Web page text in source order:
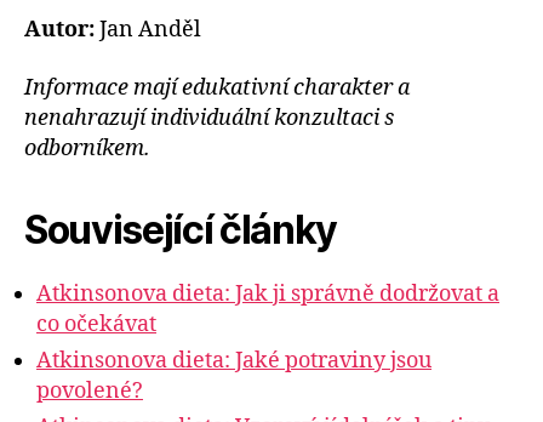
Autor:Jan Anděl
Informace mají edukativní charakter a
nenahrazují individuální konzultaci s
odborníkem.
Související články
Atkinsonova dieta: Jak ji správně dodržovat a
co očekávat
Atkinsonova dieta: Jaké potraviny jsou
povolené?